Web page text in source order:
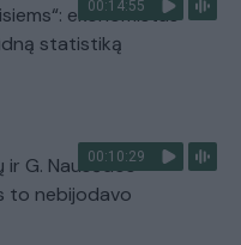
00:14:55
ekonomistas
statistiką
00:10:29
G. Nausėdos
to nebijodavo